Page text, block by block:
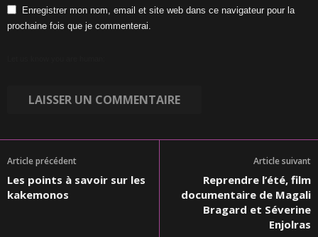
Enregistrer mon nom, email et site web dans ce navigateur pour la
prochaine fois que je commenterai.
Article précédent
Les points à savoir sur les
kakemonos
Article suivant
Reprendre l’été, film
documentaire de Magali
Bragard et Séverine
Enjolras